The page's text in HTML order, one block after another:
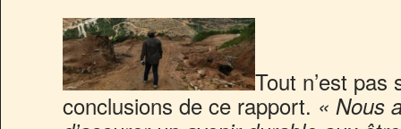
Tout n’est pas
conclusions de ce rapport. « Nous